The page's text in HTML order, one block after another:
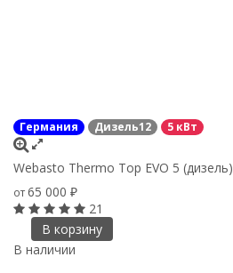
Германия Дизель12 5 кВт
Webasto Thermo Top EVO 5 (дизель)
от65 000 ₽
21
В корзину
В наличии